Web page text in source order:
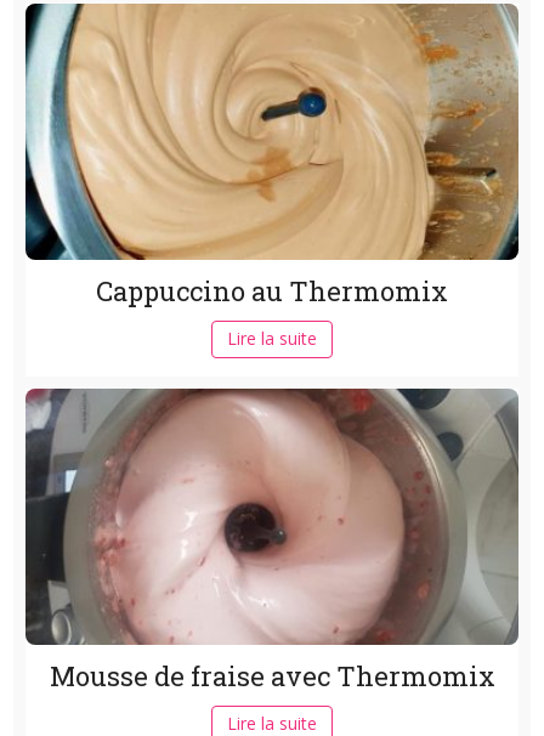
Cappuccino au Thermomix
Lire la suite
Mousse de fraise avec Thermomix
Lire la suite